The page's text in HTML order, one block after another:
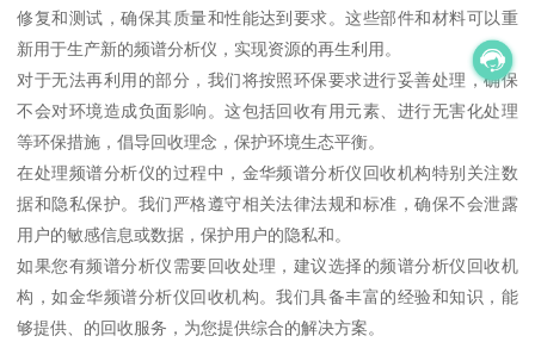
修复和测试，确保其质量和性能达到要求。这些部件和材料可以重
新用于生产新的频谱分析仪，实现资源的再生利用。
对于无法再利用的部分，我们将按照环保要求进行妥善处理，确保
不会对环境造成负面影响。这包括回收有用元素、进行无害化处理
等环保措施，倡导回收理念，保护环境生态平衡。
在处理频谱分析仪的过程中，金华频谱分析仪回收机构特别关注数
据和隐私保护。我们严格遵守相关法律法规和标准，确保不会泄露
用户的敏感信息或数据，保护用户的隐私和。
如果您有频谱分析仪需要回收处理，建议选择的频谱分析仪回收机
构，如金华频谱分析仪回收机构。我们具备丰富的经验和知识，能
够提供、的回收服务，为您提供综合的解决方案。